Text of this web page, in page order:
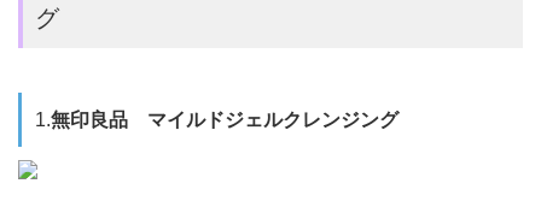
グ
1.無印良品 マイルドジェルクレンジング